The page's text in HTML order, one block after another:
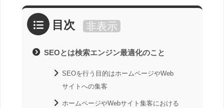
目次 非表示
SEOとは検索エンジン最適化のこと
SEOを行う目的はホームページやWeb
サイトへの集客
ホームページやWebサイト集客における